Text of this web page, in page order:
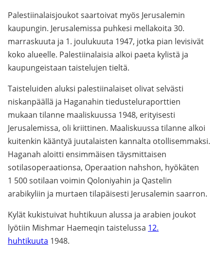
Palestiinalaisjoukot saartoivat myös Jerusalemin
kaupungin. Jerusalemissa puhkesi mellakoita 30.
marraskuuta ja 1. joulukuuta 1947, jotka pian levisivät
koko alueelle. Palestiinalaisia alkoi paeta kylistä ja
kaupungeistaan taistelujen tieltä.
Taisteluiden aluksi palestiinalaiset olivat selvästi
niskanpäällä ja Haganahin tiedusteluraporttien
mukaan tilanne maaliskuussa 1948, erityisesti
Jerusalemissa, oli kriittinen. Maaliskuussa tilanne alkoi
kuitenkin kääntyä juutalaisten kannalta otollisemmaksi.
Haganah aloitti ensimmäisen täysmittaisen
sotilasoperaationsa, Operaation nahshon, hyökäten
1 500 sotilaan voimin Qoloniyahin ja Qastelin
arabikyliin ja murtaen tilapäisesti Jerusalemin saarron.
Kylät kukistuivat huhtikuun alussa ja arabien joukot
lyötiin Mishmar Haemeqin taistelussa 12.
huhtikuuta 1948.